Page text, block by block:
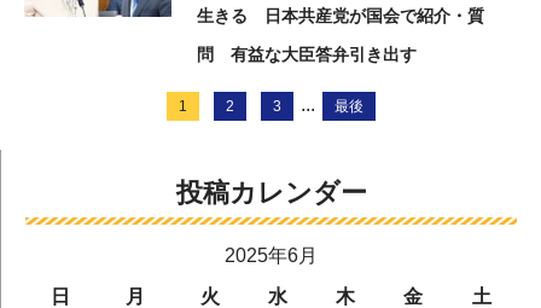
生きる 日本共産党が国会で紹介・質
問 有益な大臣答弁引き出す
1 2 3 ... 最後
投稿カレンダー
2025年6月
日
月 火 水 木 金
土